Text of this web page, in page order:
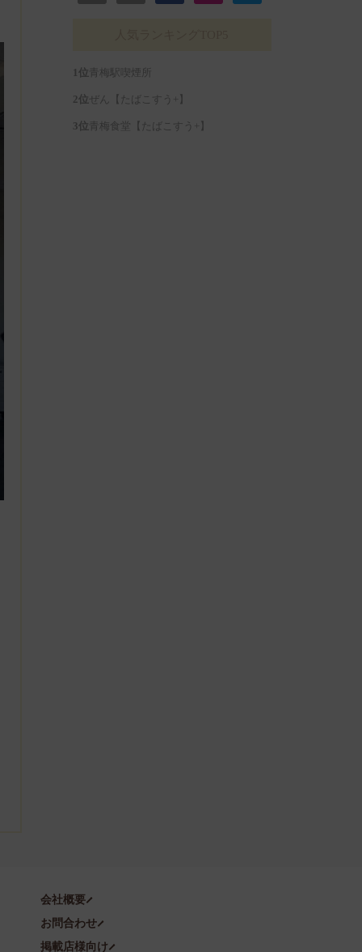
青梅駅喫煙所
ぜん【たばこすう+】
青梅食堂【たばこすう+】
会社概要
お問合わせ
掲載店様向け